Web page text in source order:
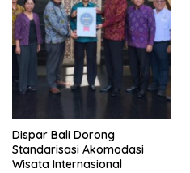
Dispar Bali Dorong
Standarisasi Akomodasi
Wisata Internasional